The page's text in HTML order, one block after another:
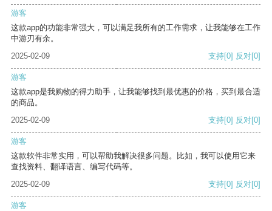
游客
这款app的功能非常强大，可以满足我所有的工作需求，让我能够在工作
中游刃有余。
2025-02-09
支持[0] 反对[0]
游客
这款app是我购物的得力助手，让我能够找到最优惠的价格，买到最合适
的商品。
2025-02-09
支持[0] 反对[0]
游客
这款软件非常实用，可以帮助我解决很多问题。比如，我可以使用它来
查找资料、翻译语言、编写代码等。
2025-02-09
支持[0] 反对[0]
游客